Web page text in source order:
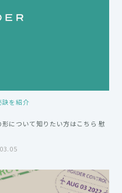
訣を紹介
について知りたい方はこちら 慰